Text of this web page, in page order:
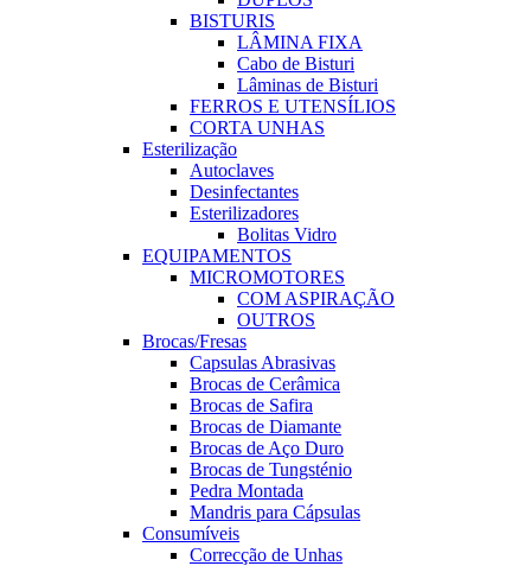
BISTURIS
LÂMINA FIXA
Cabo de Bisturi
Lâminas de Bisturi
FERROS E UTENSÍLIOS
CORTA UNHAS
Esterilização
Autoclaves
Desinfectantes
Esterilizadores
Bolitas Vidro
EQUIPAMENTOS
MICROMOTORES
COM ASPIRAÇÃO
OUTROS
Brocas/Fresas
Capsulas Abrasivas
Brocas de Cerâmica
Brocas de Safira
Brocas de Diamante
Brocas de Aço Duro
Brocas de Tungsténio
Pedra Montada
Mandris para Cápsulas
Consumíveis
Correcção de Unhas